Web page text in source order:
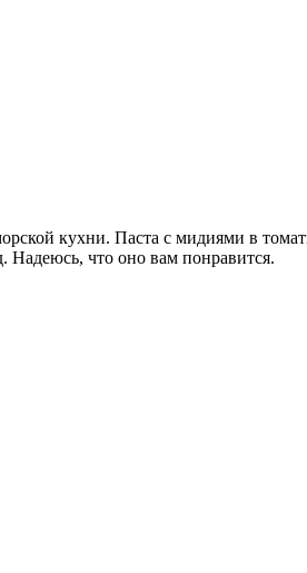
кухни. Паста с мидиями в
Надеюсь, что оно вам понравится.